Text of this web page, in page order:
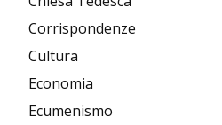
Corrispondenze
Cultura
Economia
Ecumenismo